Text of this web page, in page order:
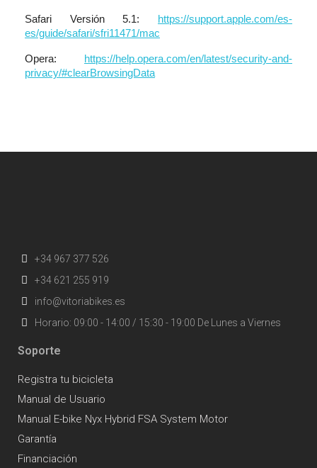
Safari Versión 5.1: https://support.apple.com/es-
es/guide/safari/sfri11471/mac
Opera: https://help.opera.com/en/latest/security-and-
privacy/#clearBrowsingData
+34 967 377 526
+34 621 255 919
info@vitoriabikes.es
Horario: 09:00 - 14:00 / 15:30 - 19:00 De Lunes a Viernes
Soporte
Registra tu bicicleta
Manual de Usuario
Manual E-bike Nyx Hybrid FSA System Motor
Garantía
Financiación